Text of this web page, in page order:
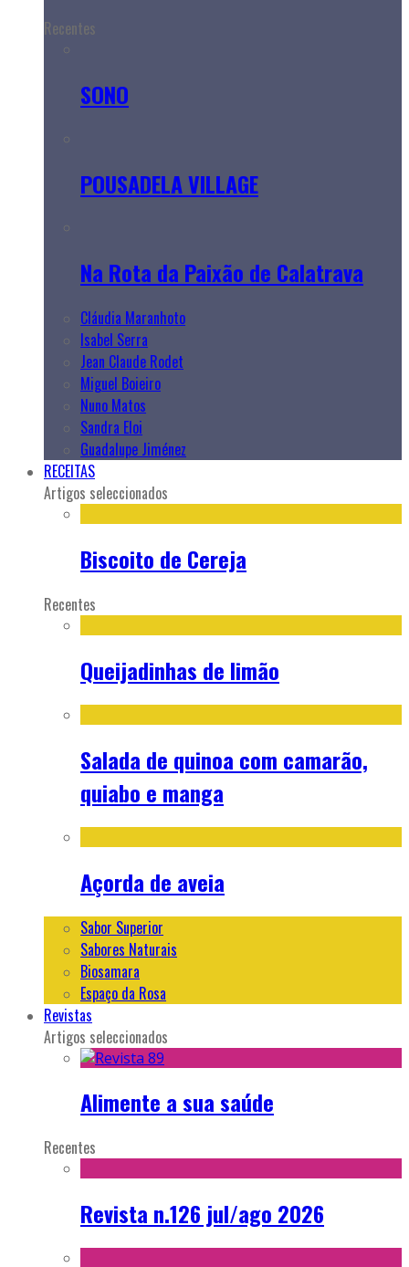
Recentes
SONO
POUSADELA VILLAGE
Na Rota da Paixão de Calatrava
Cláudia Maranhoto
Isabel Serra
Jean Claude Rodet
Miguel Boieiro
Nuno Matos
Sandra Eloi
Guadalupe Jiménez
RECEITAS
Artigos seleccionados
Biscoito de Cereja
Recentes
Queijadinhas de limão
Salada de quinoa com camarão,
quiabo e manga
Açorda de aveia
Sabor Superior
Sabores Naturais
Biosamara
Espaço da Rosa
Revistas
Artigos seleccionados
Alimente a sua saúde
Recentes
Revista n.126 jul/ago 2026